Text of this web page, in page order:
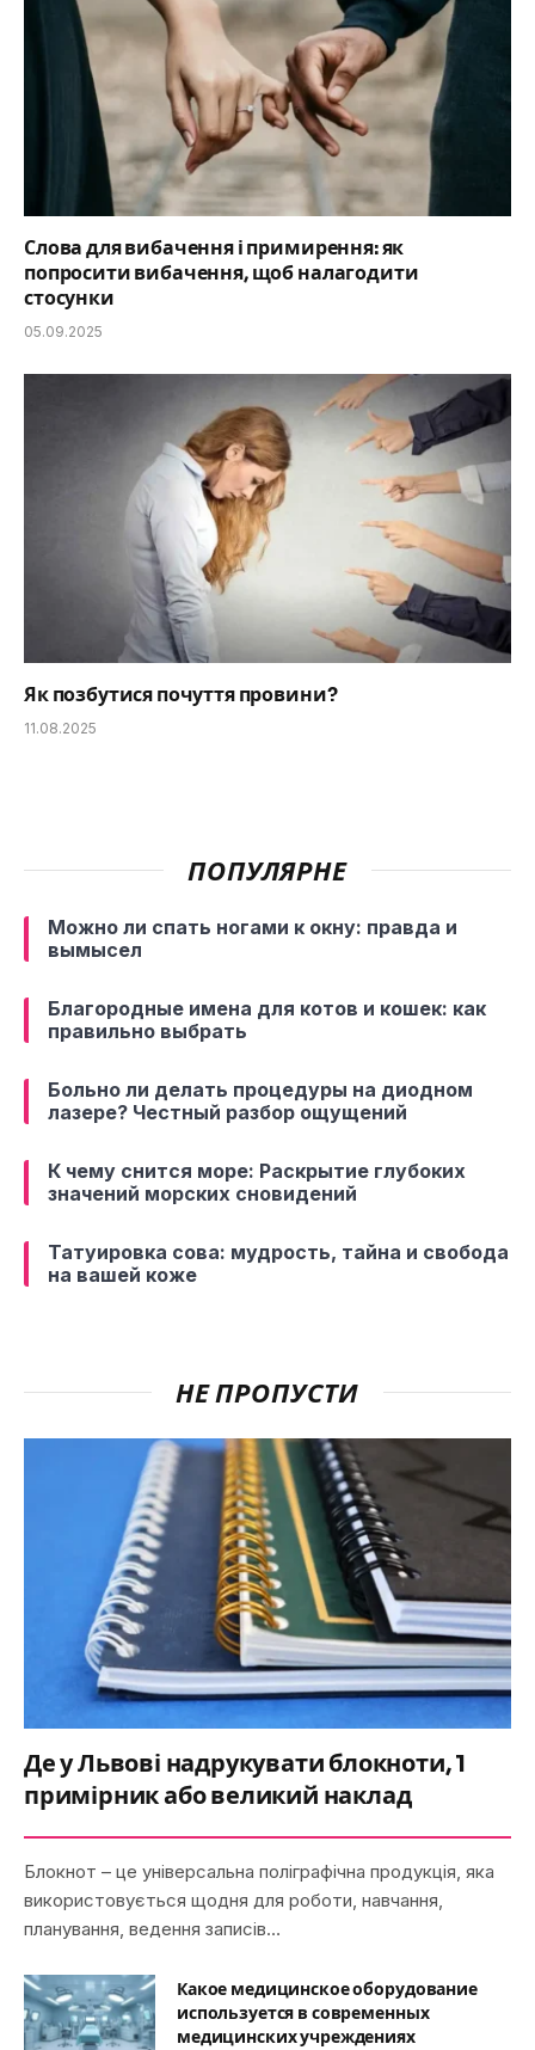
Слова для вибачення і примирення: як
попросити вибачення, щоб налагодити
стосунки
05.09.2025
Як позбутися почуття провини?
11.08.2025
ПОПУЛЯРНЕ
Можно ли спать ногами к окну: правда и
вымысел
Благородные имена для котов и кошек: как
правильно выбрать
Больно ли делать процедуры на диодном
лазере? Честный разбор ощущений
К чему снится море: Раскрытие глубоких
значений морских сновидений
Татуировка сова: мудрость, тайна и свобода
на вашей коже
НЕ ПРОПУСТИ
Де у Львові надрукувати блокноти, 1
примірник або великий наклад
Блокнот – це універсальна поліграфічна продукція, яка
використовується щодня для роботи, навчання,
планування, ведення записів…
Какое медицинское оборудование
используется в современных
медицинских учреждениях